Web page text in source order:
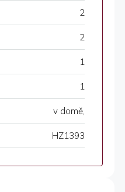
2
2
1
1
v domě,
HZ1393